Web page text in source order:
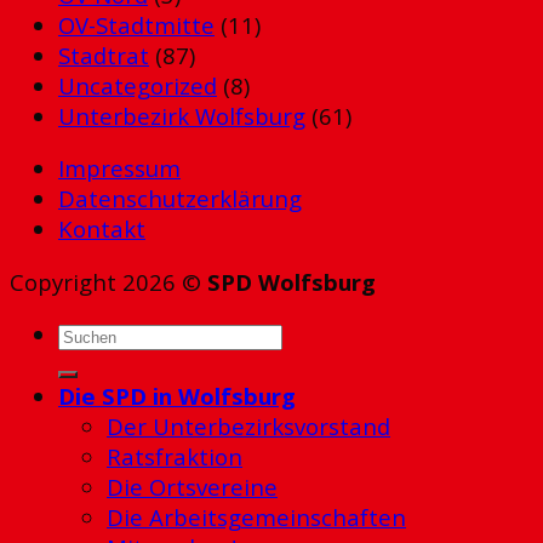
OV-Stadtmitte (11)
Stadtrat (87)
Uncategorized (8)
Unterbezirk Wolfsburg (61)
Impressum
Datenschutzerklärung
Kontakt
Copyright 2026 © SPD Wolfsburg
Die SPD in Wolfsburg
Der Unterbezirksvorstand
Ratsfraktion
Die Ortsvereine
Die Arbeitsgemeinschaften